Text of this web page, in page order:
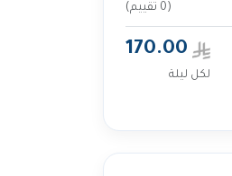
(0 تقييم)
170.00
لكل ليلة